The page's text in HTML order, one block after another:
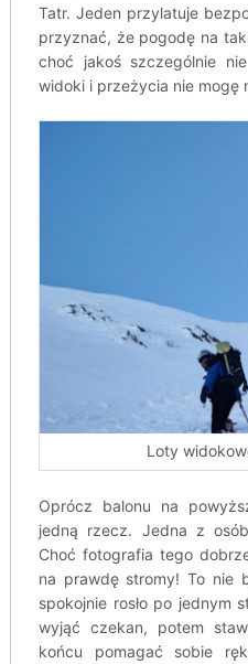
Tatr. Jeden przylatuje
przyznać, że pogodę na
choć jakoś szczególnie
widoki i przeżycia nie mogę
Loty
Oprócz balonu na
jedną rzecz. Jedna z
Choć fotografia tego
na prawdę stromy! To nie
spokojnie rosło po jednym
wyjąć czekan, potem
końcu pomagać sobie